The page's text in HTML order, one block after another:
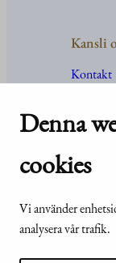
Denna
cookies
Vi använder
analysera vår trafik.
Kansli
Kontakt
För
Vanliga
©
presidents